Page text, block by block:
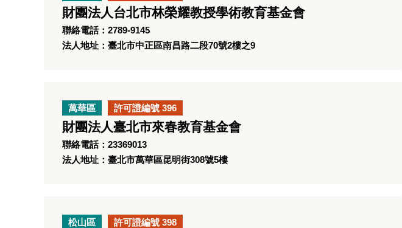
財團法人台北市林榮耀教授學術教育基金會
聯絡電話：2789-9145
法人地址：臺北市中正區南昌路二段70號2樓之9
萬華區 許可證編號 396
財團法人臺北市來春教育基金會
聯絡電話：23369013
法人地址：臺北市萬華區昆明街308號5樓
松山區 許可證編號 398